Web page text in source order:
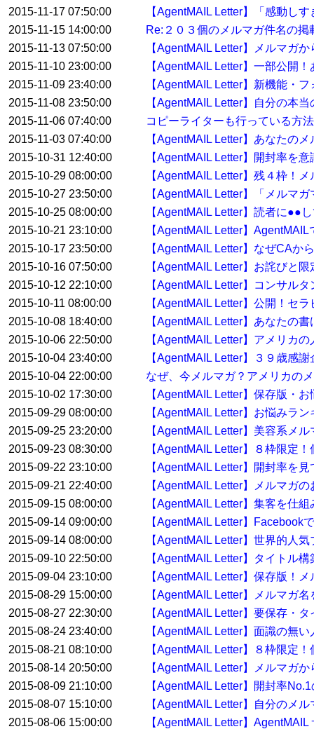
2015-11-17 07:50:00
【AgentMAIL Letter】「感動し
2015-11-15 14:00:00
Re:２０３個のメルマガ件名の
2015-11-13 07:50:00
【AgentMAIL Letter】メルマガ
2015-11-10 23:00:00
【AgentMAIL Letter】一部公開
2015-11-09 23:40:00
【AgentMAIL Letter】新機能・
2015-11-08 23:50:00
【AgentMAIL Letter】自分の本
2015-11-06 07:40:00
コピーライターも行っている方
2015-11-03 07:40:00
【AgentMAIL Letter】あなたの
2015-10-31 12:40:00
【AgentMAIL Letter】開封率を
2015-10-29 08:00:00
【AgentMAIL Letter】残４枠！
2015-10-27 23:50:00
【AgentMAIL Letter】「メルマ
2015-10-25 08:00:00
【AgentMAIL Letter】読者に●●
2015-10-21 23:10:00
【AgentMAIL Letter】
2015-10-17 23:50:00
【AgentMAIL Letter】なぜCAか
2015-10-16 07:50:00
【AgentMAIL Letter】お詫びと
2015-10-12 22:10:00
【AgentMAIL Letter】コンサル
2015-10-11 08:00:00
【AgentMAIL Letter】公開！セ
2015-10-08 18:40:00
【AgentMAIL Letter】あなたの
2015-10-06 22:50:00
【AgentMAIL Letter】アメリカ
2015-10-04 23:40:00
【AgentMAIL Letter】３９歳感
2015-10-04 22:00:00
なぜ、今メルマガ？アメリカの
2015-10-02 17:30:00
【AgentMAIL Letter】保存版・
2015-09-29 08:00:00
【AgentMAIL Letter】お悩みラ
2015-09-25 23:20:00
【AgentMAIL Letter】美容系メ
2015-09-23 08:30:00
【AgentMAIL Letter】８枠限定
2015-09-22 23:10:00
【AgentMAIL Letter】開封率を
2015-09-21 22:40:00
【AgentMAIL Letter】メルマガ
2015-09-15 08:00:00
【AgentMAIL Letter】集客を仕
2015-09-14 09:00:00
【AgentMAIL Letter】Facebook
2015-09-14 08:00:00
【AgentMAIL Letter】世界的人
2015-09-10 22:50:00
【AgentMAIL Letter】タイトル
2015-09-04 23:10:00
【AgentMAIL Letter】保存版！
2015-08-29 15:00:00
【AgentMAIL Letter】メルマガ
2015-08-27 22:30:00
【AgentMAIL Letter】要保存・
2015-08-24 23:40:00
【AgentMAIL Letter】面識の無
2015-08-21 08:10:00
【AgentMAIL Letter】８枠限定
2015-08-14 20:50:00
【AgentMAIL Letter】メルマガ
2015-08-09 21:10:00
【AgentMAIL Letter】開封率
2015-08-07 15:10:00
【AgentMAIL Letter】自分のメ
2015-08-06 15:00:00
【AgentMAIL Letter】